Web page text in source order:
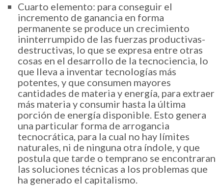
Cuarto elemento: para conseguir el
incremento de ganancia en forma
permanente se produce un crecimiento
ininterrumpido de las fuerzas productivas-
destructivas, lo que se expresa entre otras
cosas en el desarrollo de la tecnociencia, lo
que lleva a inventar tecnologías más
potentes, y que consumen mayores
cantidades de materia y energía, para extraer
más materia y consumir hasta la última
porción de energía disponible. Esto genera
una particular forma de arrogancia
tecnocrática, para la cual no hay límites
naturales, ni de ninguna otra índole, y que
postula que tarde o temprano se encontraran
las soluciones técnicas a los problemas que
ha generado el capitalismo.